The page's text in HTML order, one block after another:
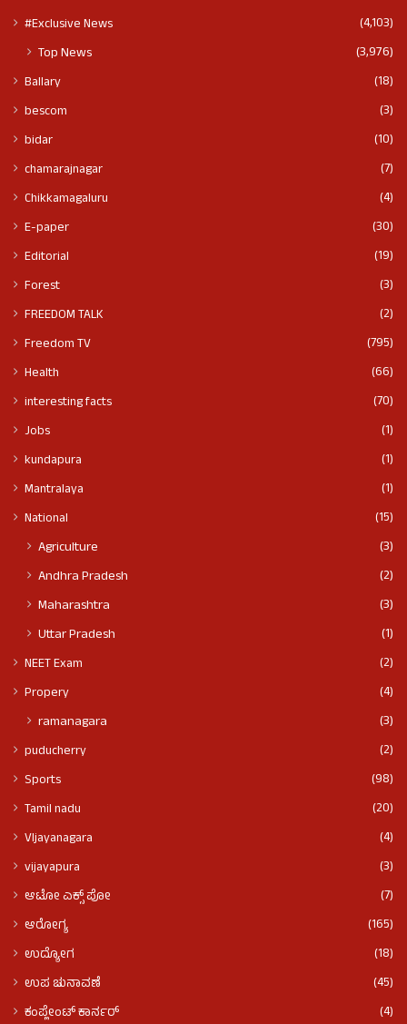
#Exclusive News (4,103)
Top News (3,976)
Ballary
(18)
bescom
(3)
bidar
(10)
chamarajnagar
(7)
Chikkamagaluru
(4)
E-paper
(30)
Editorial
(19)
Forest
(3)
FREEDOM TALK
(2)
Freedom TV
(795)
Health
(66)
interesting facts
(70)
Jobs
(1)
kundapura
(1)
Mantralaya
(1)
National
(15)
Agriculture
(3)
Andhra Pradesh
(2)
Maharashtra
(3)
Uttar Pradesh
(1)
NEET Exam
(2)
Propery
(4)
ramanagara (3)
puducherry
(2)
Sports
(98)
Tamil nadu
(20)
VIjayanagara
(4)
vijayapura
(3)
ಆಟೋ ಎಕ್ಸ್ ಪೋ
(7)
ಆರೋಗ್ಯ
(165)
ಉದ್ಯೋಗ
(18)
ಉಪ ಚುನಾವಣೆ
(45)
ಕಂಪ್ಲೇಂಟ್ ಕಾರ್ನರ್
(4)